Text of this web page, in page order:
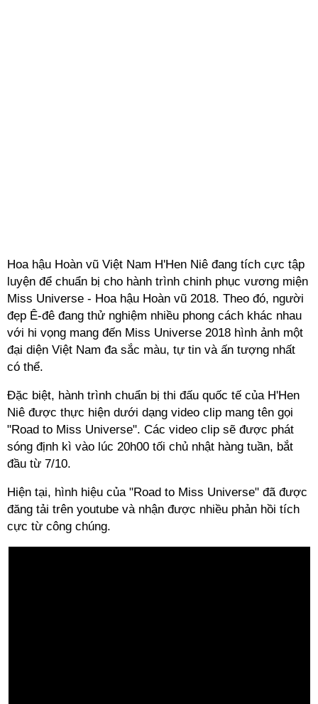
Hoa hậu Hoàn vũ Việt Nam H'Hen Niê đang tích cực tập
luyện để chuẩn bị cho hành trình chinh phục vương miện
Miss Universe - Hoa hậu Hoàn vũ 2018. Theo đó, người
đẹp Ê-đê đang thử nghiệm nhiều phong cách khác nhau
với hi vọng mang đến Miss Universe 2018 hình ảnh một
đại diện Việt Nam đa sắc màu, tự tin và ấn tượng nhất
có thể.
Đặc biệt, hành trình chuẩn bị thi đấu quốc tế của H'Hen
Niê được thực hiện dưới dạng video clip mang tên gọi
"Road to Miss Universe". Các video clip sẽ được phát
sóng định kì vào lúc 20h00 tối chủ nhật hàng tuần, bắt
đầu từ 7/10.
Hiện tại, hình hiệu của "Road to Miss Universe" đã được
đăng tải trên youtube và nhận được nhiều phản hồi tích
cực từ công chúng.